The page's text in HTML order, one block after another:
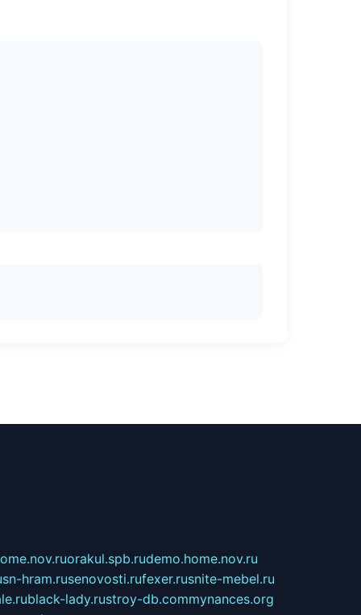
orakul.spb.rudemo.home.nov.ru
sn-hram.rusenovosti.rufexer.rusnite-mebel.ru
black-lady.rustroy-db.commynances.org